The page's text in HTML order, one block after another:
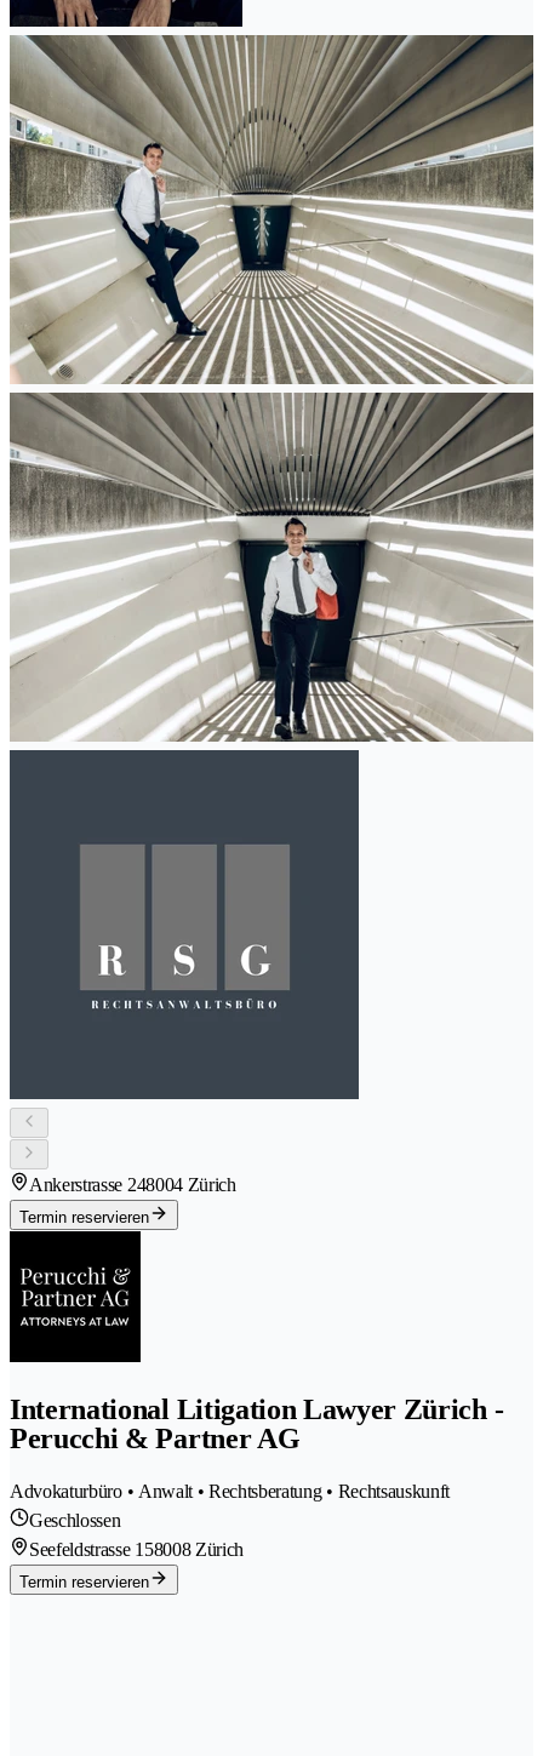
Ankerstrasse 248004 Zürich
Termin reservieren
International Litigation Lawyer Zürich -
Perucchi & Partner AG
Advokaturbüro • Anwalt • Rechtsberatung • Rechtsauskunft
Geschlossen
Seefeldstrasse 158008 Zürich
Termin reservieren